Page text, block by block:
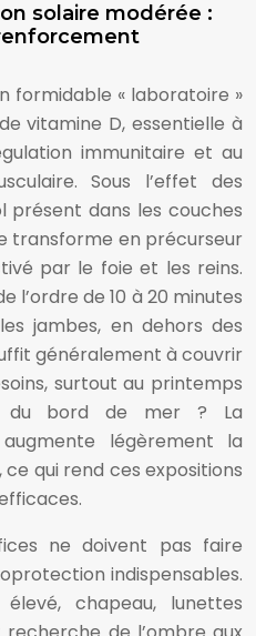
solaire modérée :
formidable « laboratoire »
vitamine D, essentielle à
immunitaire et au
Sous l’effet des
présent dans les couches
transforme en précurseur
par le foie et les reins.
l’ordre de 10 à 20 minutes
jambes, en dehors des
généralement à couvrir
surtout au printemps
du bord de mer ? La
légèrement la
qui rend ces expositions
ne doivent pas faire
indispensables.
chapeau, lunettes